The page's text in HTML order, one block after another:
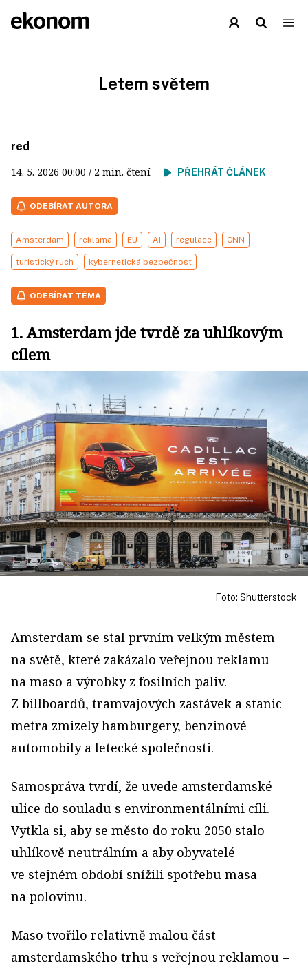
Letem světem
red
14. 5. 2026 00:00 / 2 min. čtení PŘEHRÁT ČLÁNEK
ODEBÍRAT AUTORA
Amsterdam reklama EU AI regulace CNN
turistický ruch kybernetická bezpečnost
ODEBÍRAT TÉMA
1. Amsterdam jde tvrdě za uhlíkovým
cílem
Foto: Shutterstock
Amsterdam se stal prvním velkým městem
na světě, které zakázalo veřejnou reklamu
na maso a výrobky z fosilních paliv.
Z billboardů, tramvajových zastávek a stanic
metra zmizely hamburgery, benzinové
automobily a letecké společnosti.
Samospráva tvrdí, že uvede amsterdamské
ulice do souladu s environmentálními cíli.
Vytkla si, aby se město do roku 2050 stalo
uhlíkově neutrálním a aby obyvatelé
ve stejném období snížili spotřebu masa
na polovinu.
Maso tvořilo relativně malou část
amsterdamského trhu s veřejnou reklamou –